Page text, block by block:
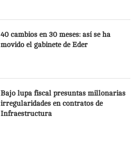
40 cambios en 30 meses: así se ha
movido el gabinete de Eder
Bajo lupa fiscal presuntas millonarias
irregularidades en contratos de
Infraestructura